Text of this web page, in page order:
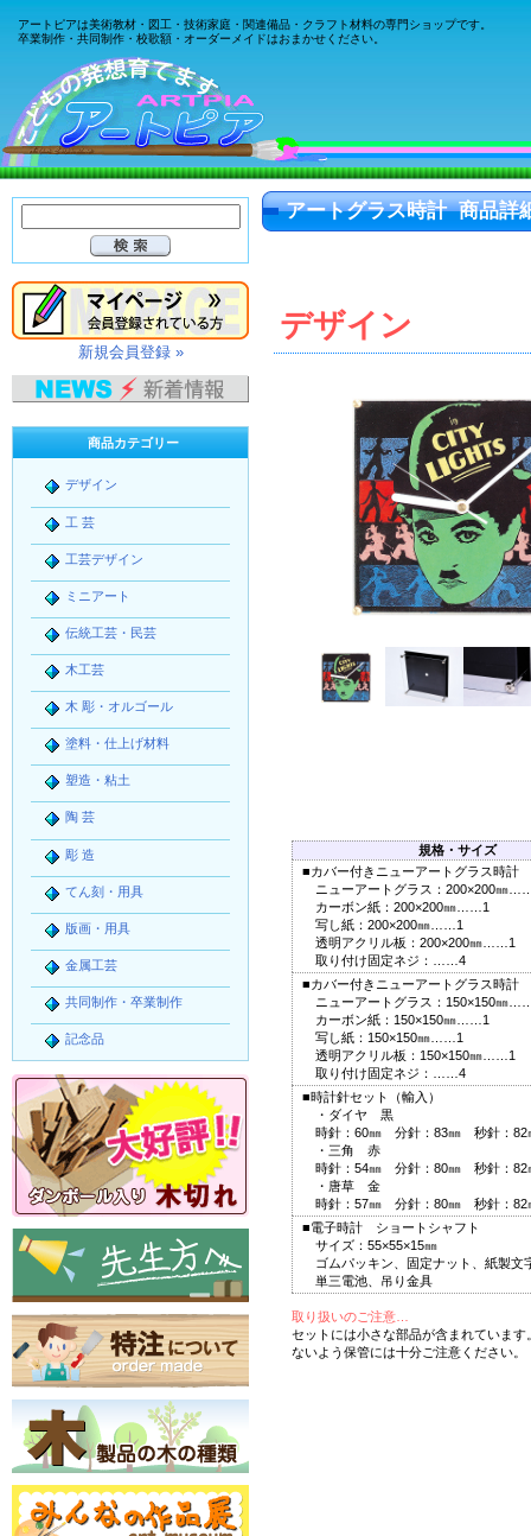
アートピアは美術教材・図工・技術家庭・関連備品・クラフト材料の専門ショップです。
卒業制作・共同制作・校歌額・オーダーメイドはおまかせください。
アートグラス時計 商品詳
デザイン
規格・サイズ
■カバー付きニューアートグラス時計
ニューアートグラス：200×200㎜
カーボン紙：200×200㎜……1
写し紙：200×200㎜……1
透明アクリル板：200×200㎜……1
取り付け固定ネジ：……4
■カバー付きニューアートグラス時計
ニューアートグラス：150×150㎜
カーボン紙：150×150㎜……1
写し紙：150×150㎜……1
透明アクリル板：150×150㎜……1
取り付け固定ネジ：……4
■時計針セット（輸入）
・ダイヤ 黒
時針：60㎜ 分針：83㎜ 秒針：82
・三角 赤
時針：54㎜ 分針：80㎜ 秒針：82
・唐草 金
時針：57㎜ 分針：80㎜ 秒針：82
■電子時計 ショートシャフト
サイズ：55×55×15㎜
ゴムパッキン、固定ナット、紙製文
単三電池、吊り金具
取り扱いのご注意…
セットには小さな部品が含まれています
ないよう保管には十分ご注意ください。
新規会員登録 »
商品カテゴリー
デザイン
工 芸
工芸デザイン
ミニアート
伝統工芸・民芸
木工芸
木 彫・オルゴール
塗料・仕上げ材料
塑造・粘土
陶 芸
彫 造
てん刻・用具
版画・用具
金属工芸
共同制作・卒業制作
記念品